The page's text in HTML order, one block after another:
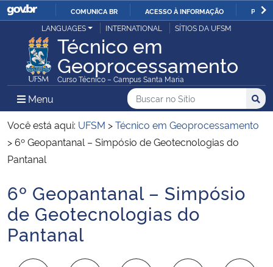
IR
PARA
O
CONTEÚDO
COMUNICA BR ACESSO À INFORMAÇÃO
Ministério da Justiça e Segurança Pública
Ministério da Defesa
Ministério das Relações Exteriores
Ministério da Economia
Ministério da Infraestrutura
Ministério da Agricultura, Pecuária e Abastecimento
LANGUAGES INTERNATIONAL SÍTIOS DA UFSM
Técnico em
Geoprocessamento
Curso Técnico – Campus Santa Maria
Menu Menu Principal do Sítio
Busca
Buscar no no Sítio
Busca:
Você está aqui: UFSM >Técnico em Geoprocessamento
>6º Geopantanal – Simpósio de Geotecnologias do
Pantanal
Início do conteúdo
6º Geopantanal – Simpósio
de Geotecnologias do
Pantanal